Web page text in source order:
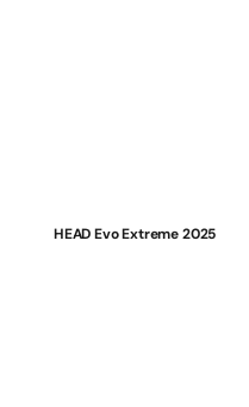
HEAD Evo Extreme 2025